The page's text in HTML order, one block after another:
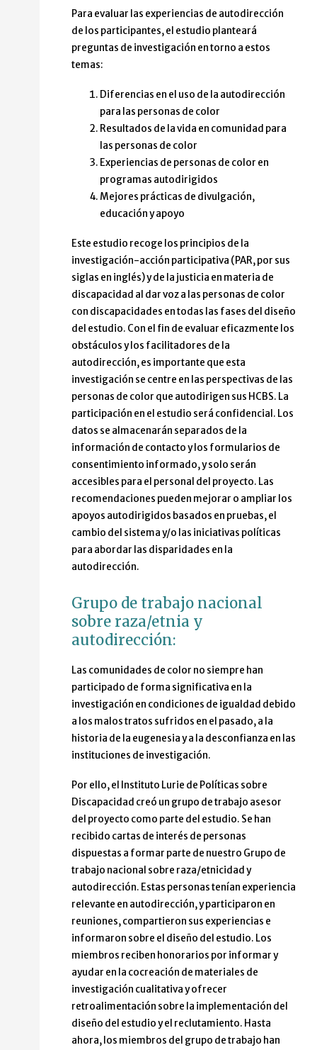
Para evaluar las experiencias de autodirección
de los participantes, el estudio planteará
preguntas de investigación en torno a estos
temas:
Diferencias en el uso de la autodirección
para las personas de color
Resultados de la vida en comunidad para
las personas de color
Experiencias de personas de color en
programas autodirigidos
Mejores prácticas de divulgación,
educación y apoyo
Este estudio recoge los principios de la
investigación-acción participativa (PAR, por sus
siglas en inglés) y de la justicia en materia de
discapacidad al dar voz a las personas de color
con discapacidades en todas las fases del diseño
del estudio. Con el fin de evaluar eficazmente los
obstáculos y los facilitadores de la
autodirección, es importante que esta
investigación se centre en las perspectivas de las
personas de color que autodirigen sus HCBS. La
participación en el estudio será confidencial. Los
datos se almacenarán separados de la
información de contacto y los formularios de
consentimiento informado, y solo serán
accesibles para el personal del proyecto. Las
recomendaciones pueden mejorar o ampliar los
apoyos autodirigidos basados en pruebas, el
cambio del sistema y/o las iniciativas políticas
para abordar las disparidades en la
autodirección.
Grupo de trabajo nacional
sobre raza/etnia y
autodirección:
Las comunidades de color no siempre han
participado de forma significativa en la
investigación en condiciones de igualdad debido
a los malos tratos sufridos en el pasado, a la
historia de la eugenesia y a la desconfianza en las
instituciones de investigación.
Por ello, el Instituto Lurie de Políticas sobre
Discapacidad creó un grupo de trabajo asesor
del proyecto como parte del estudio. Se han
recibido cartas de interés de personas
dispuestas a formar parte de nuestro Grupo de
trabajo nacional sobre raza/etnicidad y
autodirección. Estas personas tenían experiencia
relevante en autodirección, y participaron en
reuniones, compartieron sus experiencias e
informaron sobre el diseño del estudio. Los
miembros reciben honorarios por informar y
ayudar en la cocreación de materiales de
investigación cualitativa y ofrecer
retroalimentación sobre la implementación del
diseño del estudio y el reclutamiento. Hasta
ahora, los miembros del grupo de trabajo han